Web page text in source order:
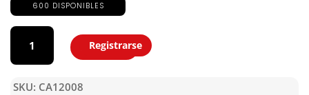
600 DISPONIBLES
CA12008
cantidad
Agregar
Registrarse
SKU: CA12008